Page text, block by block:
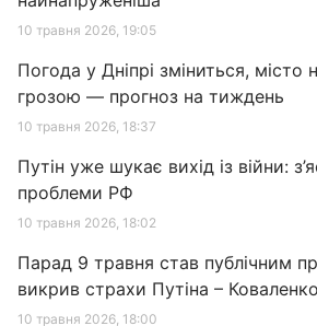
10 травня 2026, 19:05
Погода у Дніпрі зміниться, місто
грозою — прогноз на тиждень
10 травня 2026, 18:37
Путін уже шукає вихід із війни:
проблеми РФ
10 травня 2026, 18:02
Парад 9 травня став публічним
викрив страхи Путіна – Коваленко
10 травня 2026, 18:00